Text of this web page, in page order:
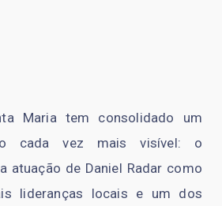
Maria tem consolidado um
cada vez mais visível: o
atuação de Daniel Radar como
lideranças locais e um dos